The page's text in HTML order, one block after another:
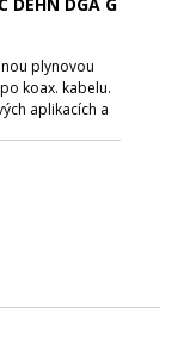
plynovou
koax. kabelu.
aplikacích a